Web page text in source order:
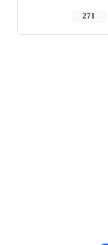
271